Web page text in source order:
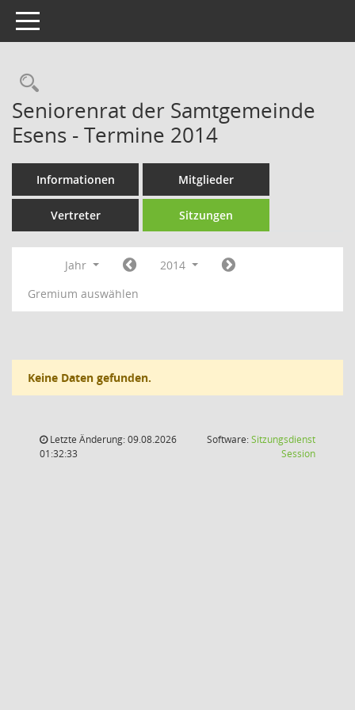
Toggle navigation
Rechercheauswahl
Seniorenrat der Samtgemeinde
Esens - Termine 2014
Informationen Mitglieder
Vertreter Sitzungen
Jahr
2014
Gremium auswählen
Keine Daten gefunden.
Letzte Änderung: 09.08.2026
01:32:33
Software:Sitzungsdienst
Session(Wird in